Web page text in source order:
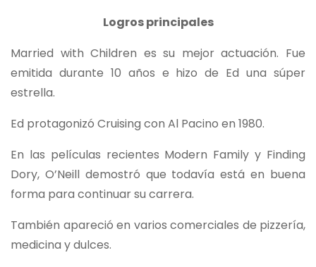
Logros principales
Married with Children es su mejor actuación. Fue
emitida durante 10 años e hizo de Ed una súper
estrella.
Ed protagonizó Cruising con Al Pacino en 1980.
En las películas recientes Modern Family y Finding
Dory, O’Neill demostró que todavía está en buena
forma para continuar su carrera.
También apareció en varios comerciales de pizzería,
medicina y dulces.